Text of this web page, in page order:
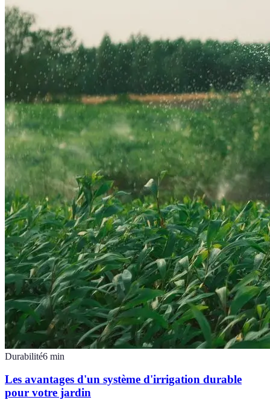
Durabilité6 min
Les avantages d'un système d'irrigation durable
pour votre jardin